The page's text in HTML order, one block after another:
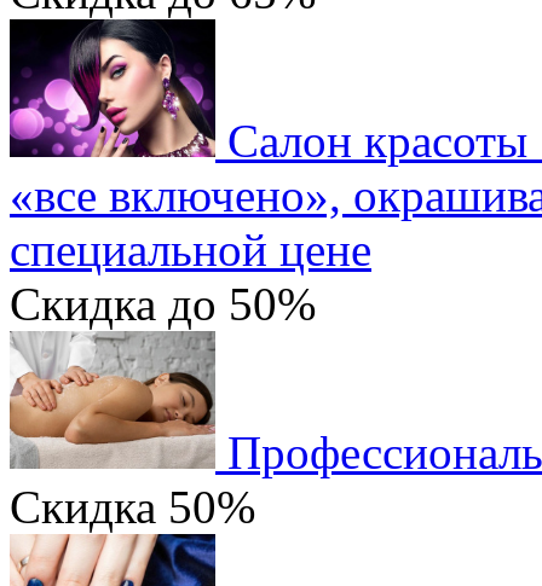
Салон
«все включено»,
специальной цене
Скидка до 50%
Скидка 50%